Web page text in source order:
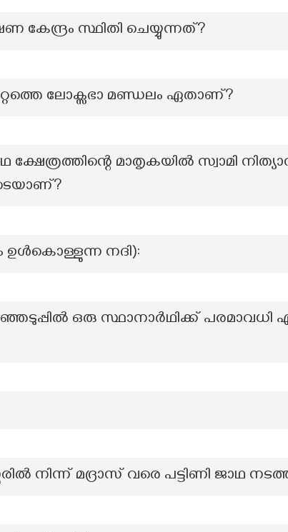
കേന്ദ്രം സ്ഥിതി ചെയ്യുന്നത്?
ലോക്സഭാ മണ്ഡലം ഏതാണ്?
മാതൃകയിൽ സ്വാമി
ഉൾകൊള്ളുന്ന നദി):
ഒരു സ്ഥാനാർഥിക്ക് പരമാവധി
നിന്ന് മദ്രാസ് വരെ പട്ടിണി ജാഥ